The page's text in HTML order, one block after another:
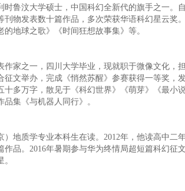
汶大学硕士，中国科幻全新代的旗手之一。
刊物发表数十篇作品，多次荣获华语科幻星云
的地球之歌》《时间狂想故事集》等。
之一，四川大学毕业，现就职于微像文化，
征文举办，完成《悄然苏醒》参赛获得一等奖，
十多万字，散见于《科幻世界》《萌芽》《最小
集《与机器人同行》。
质学专业本科生在读。2012年，他读高中二
作品。2016年暑期参与华为终情局超短篇科幻